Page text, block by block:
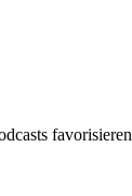
favorisieren